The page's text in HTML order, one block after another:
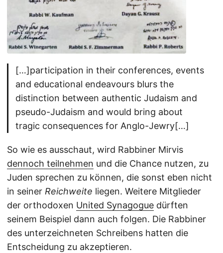
[…]participation in their conferences, events
and educational endeavours blurs the
distinction between authentic Judaism and
pseudo-Judaism and would bring about
tragic consequences for Anglo-Jewry[…]
So wie es ausschaut, wird Rabbiner Mirvis
dennoch teilnehmen und die Chance nutzen, zu
Juden sprechen zu können, die sonst eben nicht
in seiner Reichweite liegen. Weitere Mitglieder
der orthodoxen United Synagogue dürften
seinem Beispiel dann auch folgen. Die Rabbiner
des unterzeichneten Schreibens hatten die
Entscheidung zu akzeptieren.